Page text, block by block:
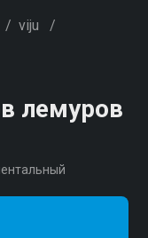
/ viju /
лемуров